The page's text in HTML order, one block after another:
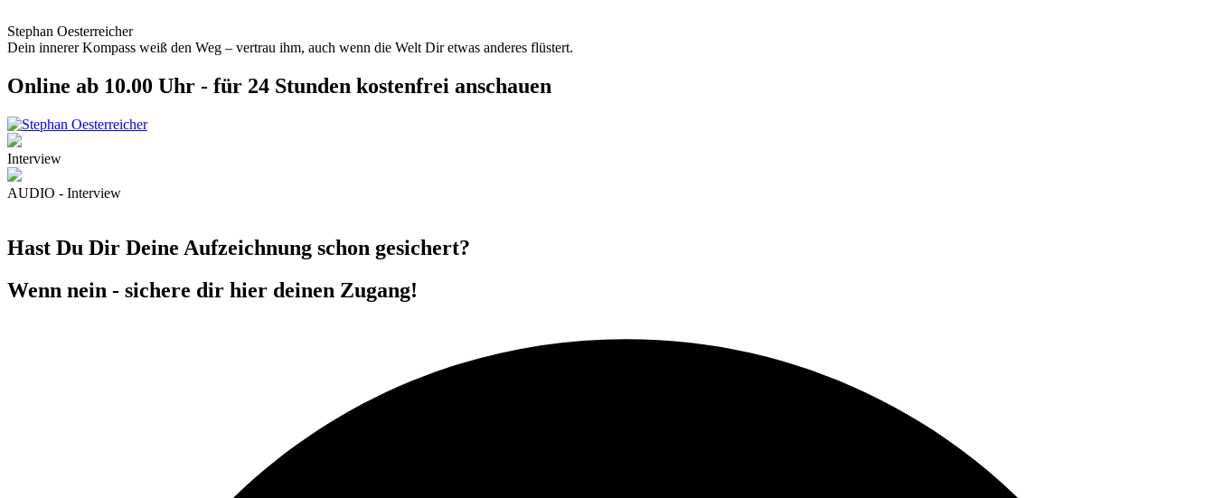
Stephan Oesterreicher
Dein innerer Kompass weiß den Weg – vertrau ihm, auch wenn die Welt Dir etwas anderes flüstert.
Online ab 10.00 Uhr - für 24 Stunden kostenfrei anschauen
Interview
AUDIO - Interview
Hast Du Dir Deine Aufzeichnung schon gesichert?
Wenn nein - sichere dir hier deinen Zugang!